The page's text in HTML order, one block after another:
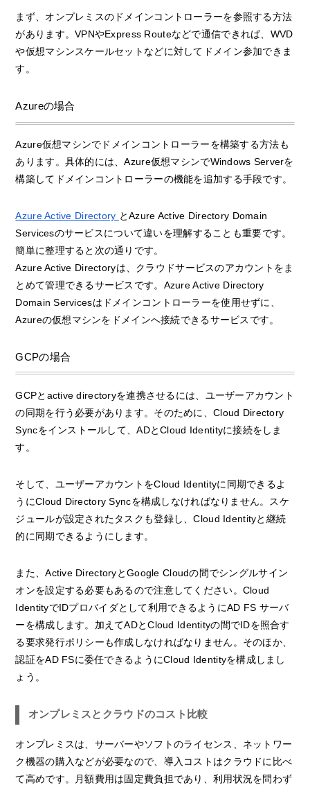
まず、オンプレミスのドメインコントローラーを参照する方法
があります。VPNやExpress Routeなどで通信できれば、WVD
や仮想マシンスケールセットなどに対してドメイン参加できま
す。
Azureの場合
Azure仮想マシンでドメインコントローラーを構築する方法も
あります。具体的には、Azure仮想マシンでWindows Serverを
構築してドメインコントローラーの機能を追加する手段です。
Azure Active Directory とAzure Active Directory Domain
Servicesのサービスについて違いを理解することも重要です。
簡単に整理すると次の通りです。
Azure Active Directoryは、クラウドサービスのアカウントをま
とめて管理できるサービスです。Azure Active Directory
Domain Servicesはドメインコントローラーを使用せずに、
Azureの仮想マシンをドメインへ接続できるサービスです。
GCPの場合
GCPとactive directoryを連携させるには、ユーザーアカウント
の同期を行う必要があります。そのために、Cloud Directory
Syncをインストールして、ADとCloud Identityに接続をしま
す。
そして、ユーザーアカウントをCloud Identityに同期できるよ
うにCloud Directory Syncを構成しなければなりません。スケ
ジュールが設定されたタスクも登録し、Cloud Identityと継続
的に同期できるようにします。
また、Active DirectoryとGoogle Cloudの間でシングルサイン
オンを設定する必要もあるので注意してください。Cloud
IdentityでIDプロバイダとして利用できるようにAD FS サーバ
ーを構成します。加えてADとCloud Identityの間でIDを照合す
る要求発行ポリシーも作成しなければなりません。そのほか、
認証をAD FSに委任できるようにCloud Identityを構成しまし
ょう。
オンプレミスとクラウドのコスト比較
オンプレミスは、サーバーやソフトのライセンス、ネットワー
ク機器の購入などが必要なので、導入コストはクラウドに比べ
て高めです。月額費用は固定費負担であり、利用状況を問わず